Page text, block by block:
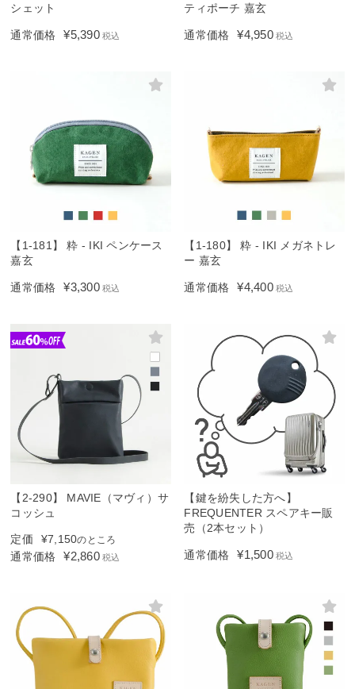
シェット
通常価格 ¥5,390 税込
ティポーチ 嘉玄
通常価格 ¥4,950 税込
【1-181】 粋 - IKI ペンケース
嘉玄
通常価格 ¥3,300 税込
【1-180】 粋 - IKI メガネトレ
ー 嘉玄
通常価格 ¥4,400 税込
【2-290】 MAVIE（マヴィ）サ
コッシュ
定価 ¥7,150のところ
通常価格 ¥2,860 税込
【鍵を紛失した方へ】
FREQUENTER スペアキー販
売（2本セット）
通常価格 ¥1,500 税込